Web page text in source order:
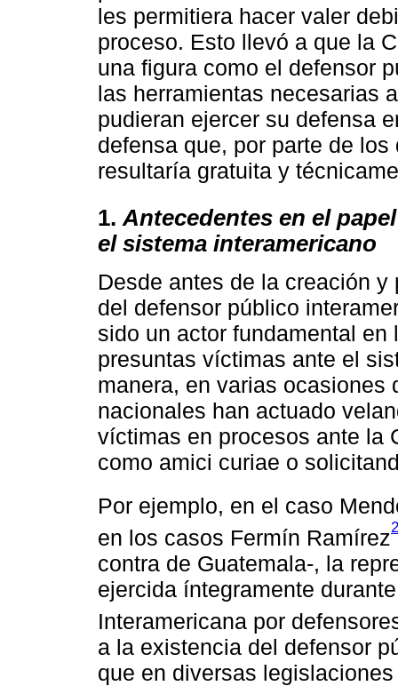
les permitiera hacer valer
proceso. Esto llevó a que la
una figura como el defensor
las herramientas necesarias
pudieran ejercer su defensa
defensa que, por parte de
resultaría gratuita y
1. Antecedentes en el
el sistema interamericano
Desde antes de la creación
del defensor público
sido un actor fundamental
presuntas víctimas ante el
manera, en varias ocasiones
nacionales han actuado
víctimas en procesos ante la
como amici curiae o
Por ejemplo, en el caso
en los casos Fermín Ramírez
contra de Guatemala-, la
ejercida íntegramente
Interamericana por
a la existencia del defensor
que en diversas